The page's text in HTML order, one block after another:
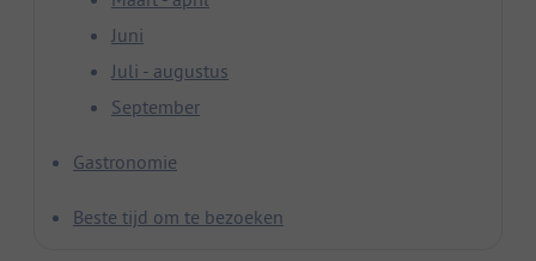
Juni
Juli - augustus
September
Gastronomie
Beste tijd om te bezoeken